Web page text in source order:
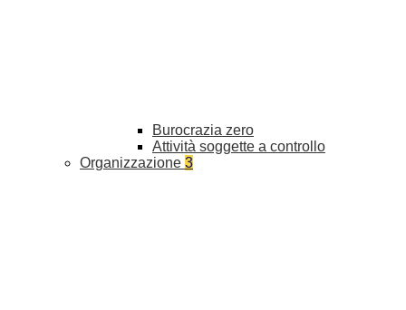
Burocrazia zero
Attività soggette a controllo
Organizzazione 3